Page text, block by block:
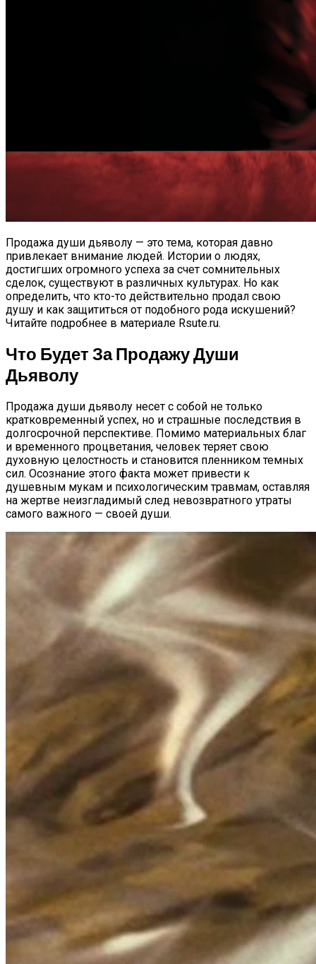
Продажа души дьяволу — это тема, которая давно
привлекает внимание людей. Истории о людях,
достигших огромного успеха за счет сомнительных
сделок, существуют в различных культурах. Но как
определить, что кто-то действительно продал свою
душу и как защититься от подобного рода искушений?
Читайте подробнее в материале Rsute.ru.
Что Будет За Продажу Души
Дьяволу
Продажа души дьяволу несет с собой не только
кратковременный успех, но и страшные последствия в
долгосрочной перспективе. Помимо материальных благ
и временного процветания, человек теряет свою
духовную целостность и становится пленником темных
сил. Осознание этого факта может привести к
душевным мукам и психологическим травмам, оставляя
на жертве неизгладимый след невозвратного утраты
самого важного — своей души.